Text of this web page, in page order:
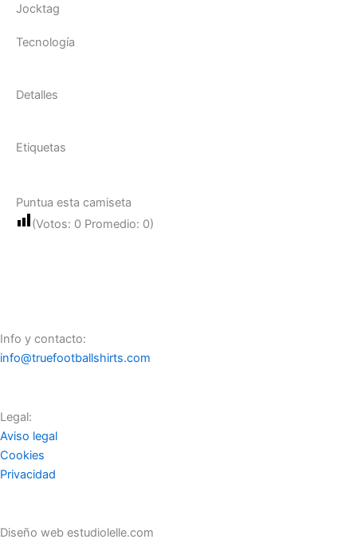
Jocktag
Tecnología
Detalles
Etiquetas
Puntua esta camiseta
(Votos: 0 Promedio: 0)
Info y contacto:
info@truefootballshirts.com
Legal:
Aviso legal
Cookies
Privacidad
Diseño web estudiolelle.com